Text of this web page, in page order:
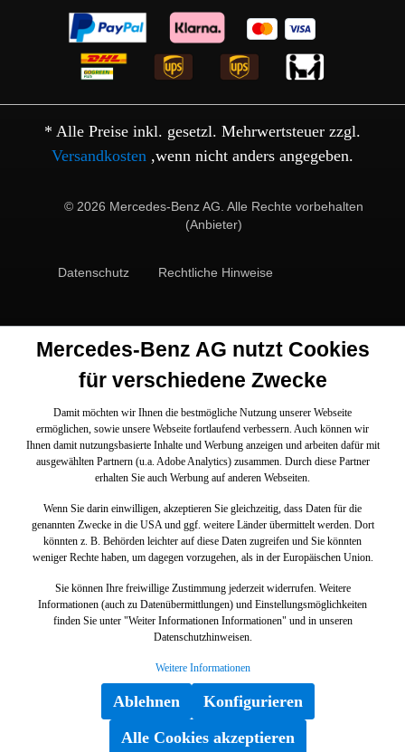
* Alle Preise inkl. gesetzl. Mehrwertsteuer zzgl.
Versandkosten ,wenn nicht anders angegeben.
© 2026 Mercedes-Benz AG. Alle Rechte vorbehalten
(Anbieter)
Datenschutz Rechtliche Hinweise
Mercedes-Benz AG nutzt Cookies
für verschiedene Zwecke
Damit möchten wir Ihnen die bestmögliche Nutzung unserer Webseite
ermöglichen, sowie unsere Webseite fortlaufend verbessern. Auch können wir
Ihnen damit nutzungsbasierte Inhalte und Werbung anzeigen und arbeiten dafür mit
ausgewählten Partnern (u.a. Adobe Analytics) zusammen. Durch diese Partner
erhalten Sie auch Werbung auf anderen Webseiten.
Wenn Sie darin einwilligen, akzeptieren Sie gleichzeitig, dass Daten für die
genannten Zwecke in die USA und ggf. weitere Länder übermittelt werden. Dort
könnten z. B. Behörden leichter auf diese Daten zugreifen und Sie könnten
weniger Rechte haben, um dagegen vorzugehen, als in der Europäischen Union.
Sie können Ihre freiwillige Zustimmung jederzeit widerrufen. Weitere
Informationen (auch zu Datenübermittlungen) und Einstellungsmöglichkeiten
finden Sie unter "Weiter Informationen Informationen" und in unseren
Datenschutzhinweisen.
Weitere Informationen
Ablehnen
Konfigurieren
Alle Cookies akzeptieren